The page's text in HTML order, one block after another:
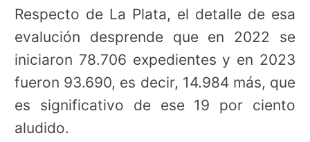
Respecto de La Plata, el detalle de esa
evalución desprende que en 2022 se
iniciaron 78.706 expedientes y en 2023
fueron 93.690, es decir, 14.984 más, que
es significativo de ese 19 por ciento
aludido.